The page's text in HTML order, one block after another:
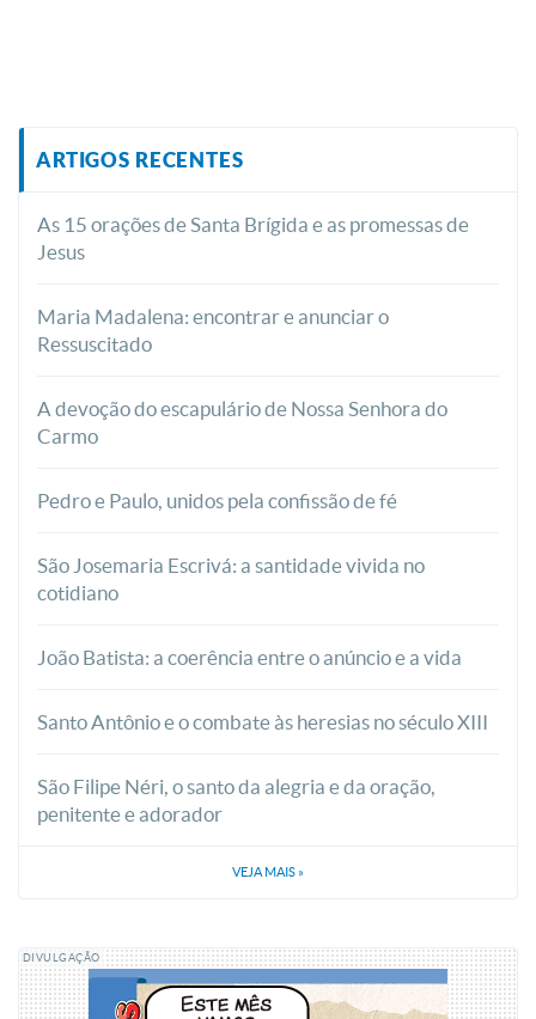
ARTIGOS RECENTES
As 15 orações de Santa Brígida e as promessas de
Jesus
Maria Madalena: encontrar e anunciar o
Ressuscitado
A devoção do escapulário de Nossa Senhora do
Carmo
Pedro e Paulo, unidos pela confissão de fé
São Josemaria Escrivá: a santidade vivida no
cotidiano
João Batista: a coerência entre o anúncio e a vida
Santo Antônio e o combate às heresias no século XIII
São Filipe Néri, o santo da alegria e da oração,
penitente e adorador
VEJA MAIS »
DIVULGAÇÃO